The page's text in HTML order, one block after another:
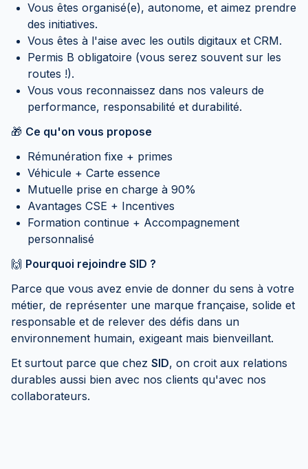
Vous êtes organisé(e), autonome, et aimez prendre
des initiatives.
Vous êtes à l'aise avec les outils digitaux et CRM.
Permis B obligatoire (vous serez souvent sur les
routes !).
Vous vous reconnaissez dans nos valeurs de
performance, responsabilité et durabilité.
🎁 Ce qu'on vous propose
Rémunération fixe + primes
Véhicule + Carte essence
Mutuelle prise en charge à 90%
Avantages CSE + Incentives
Formation continue + Accompagnement
personnalisé
🙌 Pourquoi rejoindre SID ?
Parce que vous avez envie de donner du sens à votre
métier, de représenter une marque française, solide et
responsable et de relever des défis dans un
environnement humain, exigeant mais bienveillant.
Et surtout parce que chez SID, on croit aux relations
durables aussi bien avec nos clients qu'avec nos
collaborateurs.